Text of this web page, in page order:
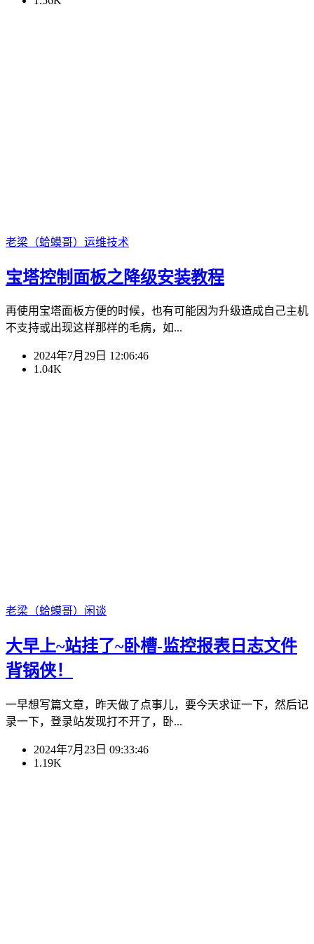
老梁（蛤蟆哥） 运维技术
宝塔控制面板之降级安装教程
再使用宝塔面板方便的时候，也有可能因为升级造成自己主机
不支持或出现这样那样的毛病，如...
2024年7月29日 12:06:46
1.04K
老梁（蛤蟆哥） 闲谈
大早上~站挂了~卧槽-监控报表日志文件
背锅侠！
一早想写篇文章，昨天做了点事儿，要今天求证一下，然后记
录一下，登录站发现打不开了，卧...
2024年7月23日 09:33:46
1.19K